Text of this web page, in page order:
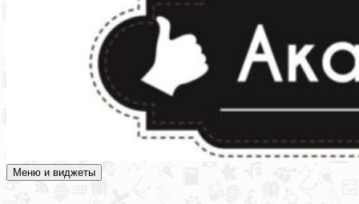
Академия СОВА
Подготовка к ЕГЭ, ОГЭ, ВПР, МЦКО, СтатГрад, КДР, ВОШ,
Меню и виджеты